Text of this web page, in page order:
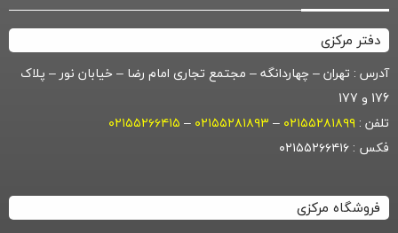
دفتر مرکزی
آدرس : تهران – چهاردانگه – مجتمع تجاری امام رضا – خیابان نور – پلاک
176 و 177
تلفن : ۰۲۱۵۵۲۸۱۸۹۹ – ۰۲۱۵۵۲۸۱۸۹۳ – ۰۲۱۵۵۲۶۶۴۱۵
فکس : ۰۲۱۵۵۲۶۶۴۱۶
فروشگاه مرکزی